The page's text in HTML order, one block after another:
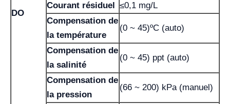
DO
Courant résiduel ≤0,1 mg/L
Compensation de
la température
(0 ~ 45)ºC (auto)
Compensation de
la salinité
(0 ~ 45) ppt (auto)
Compensation de
la pression
(66 ~ 200) kPa (manuel)